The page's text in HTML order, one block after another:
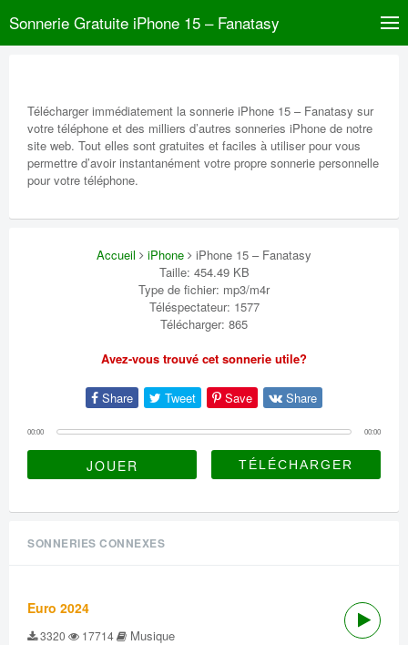
Sonnerie Gratuite iPhone 15 – Fanatasy
Télécharger immédiatement la sonnerie iPhone 15 – Fanatasy sur
votre téléphone et des milliers d’autres sonneries iPhone de notre
site web. Tout elles sont gratuites et faciles à utiliser pour vous
permettre d’avoir instantanément votre propre sonnerie personnelle
pour votre téléphone.
Accueil iPhone
iPhone 15 – Fanatasy
Taille: 454.49 KB
Type de fichier: mp3/m4r
Téléspectateur: 1577
Télécharger: 865
Avez-vous trouvé cet sonnerie utile?
Share Tweet Save Share
00:00 00:00
JOUER
SONNERIES CONNEXES
Euro 2024
3320 17714 Musique